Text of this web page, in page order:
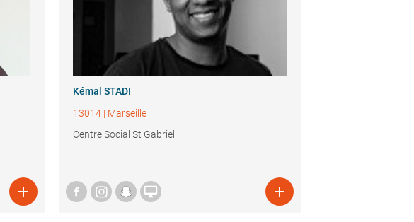

Kémal STADI
13014 | Marseille
Centre Social St Gabriel
 